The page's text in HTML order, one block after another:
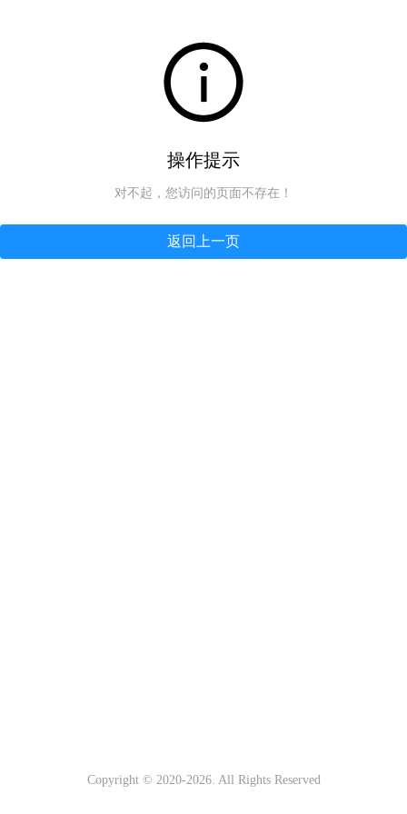
操作提示
对不起，您访问的页面不存在！
返回上一页
Copyright © 2020-2026. All Rights Reserved